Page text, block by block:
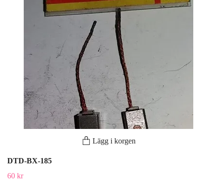
Lägg i korgen
DTD-BX-185
60 kr